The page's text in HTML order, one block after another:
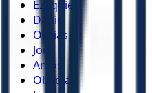
Ezequiel
Daniel
Oséias
Joel
Amós
Obadias